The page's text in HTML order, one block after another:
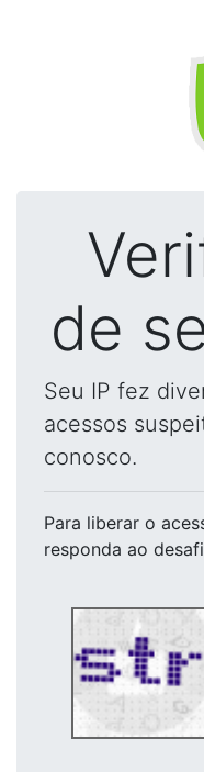
de
Seu IP fez
acessos
conosco.
Para liberar o
responda ao